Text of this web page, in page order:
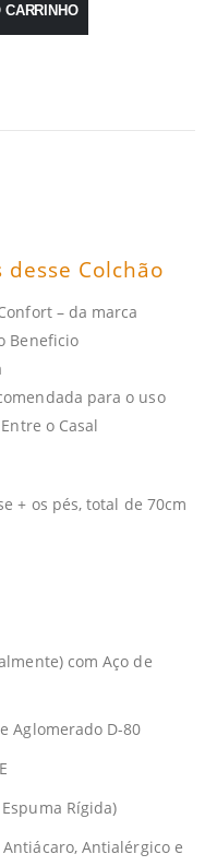
CARRINHO
desse Colchão
– da marca
Beneficio
para o uso
o Casal
+ os pés, total de 70cm
com Aço de
Aglomerado D-80
Rígida)
Antialérgico e